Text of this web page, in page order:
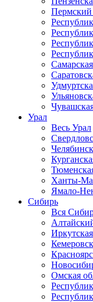
Пермский
Урал
Весь Урал
Ханты-
Ямало-
Сибирь
Вся
Омская